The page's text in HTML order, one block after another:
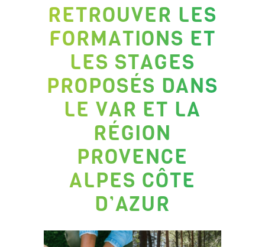
RETROUVER LES
FORMATIONS ET
LES STAGES
PROPOSÉS DANS
LE VAR ET LA
RÉGION
PROVENCE
ALPES CÔTE
D’AZUR